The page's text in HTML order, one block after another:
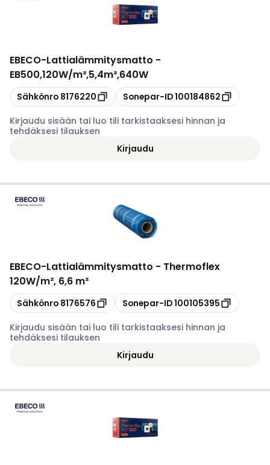
EBECO-Lattialämmitysmatto -
EB500,120W/m²,5,4m²,640W
Kopioi
Sähkönro 8176220 Kopioi
Sonepar-ID100184862
Kirjaudu sisään tai luo tili tarkistaaksesi hinnan ja
tehdäksesi tilauksen
Kirjaudu
EBECO-Lattialämmitysmatto - Thermoflex
120W/m², 6,6 m²
Kopioi
Sähkönro 8176576 Kopioi
Sonepar-ID100105395
Kirjaudu sisään tai luo tili tarkistaaksesi hinnan ja
tehdäksesi tilauksen
Kirjaudu